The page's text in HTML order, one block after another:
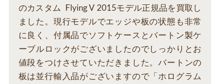
のカスタム Flying V 2015モデル正規品を買取し
ました。現行モデルでエッジや板の状態も非常
に良く、付属品でソフトケースとバートン製ケ
ーブルロックがございましたのでしっかりとお
値段をつけさせていただきました。バートンの
板は並行輸入品がございますので「ホログラム